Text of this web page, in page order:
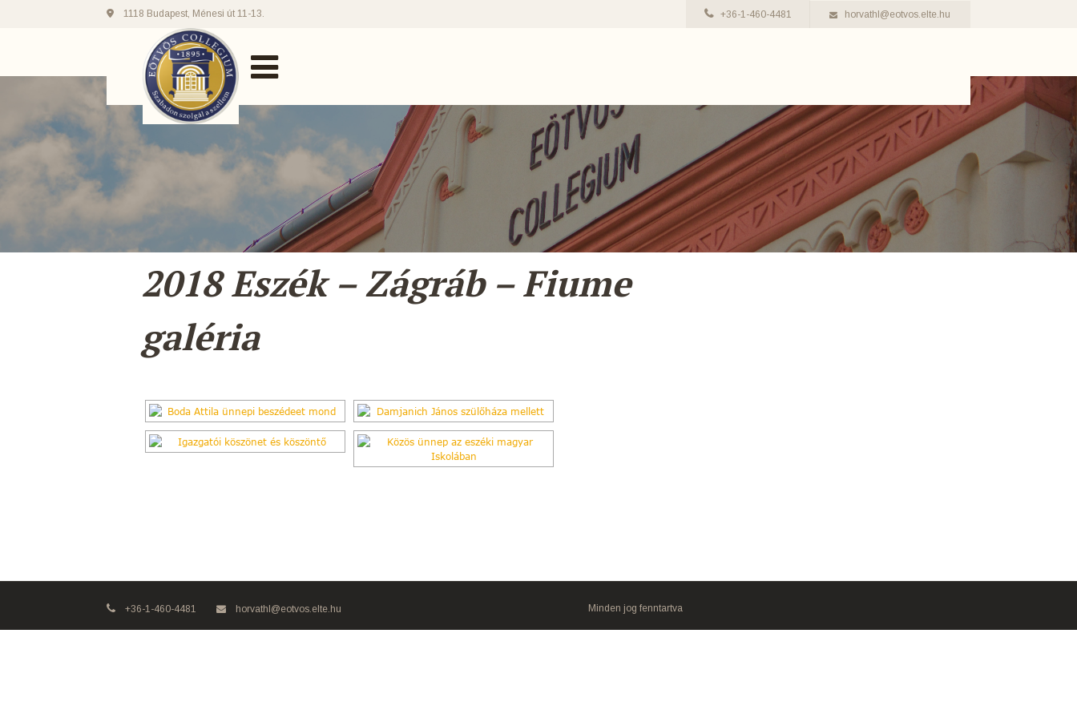
1118 Budapest, Ménesi út 11-13. +36-1-460-4481 horvathl@eotvos.elte.hu
2018 Eszék – Zágráb – Fiume
galéria
+36-1-460-4481 horvathl@eotvos.elte.hu Minden jog fenntartva